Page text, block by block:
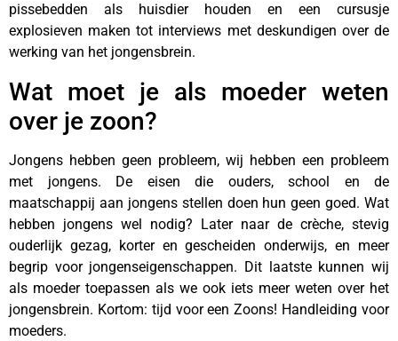
pissebedden als huisdier houden en een cursusje
explosieven maken tot interviews met deskundigen over de
werking van het jongensbrein.
Wat moet je als moeder weten
over je zoon?
Jongens hebben geen probleem, wij hebben een probleem
met jongens. De eisen die ouders, school en de
maatschappij aan jongens stellen doen hun geen goed. Wat
hebben jongens wel nodig? Later naar de crèche, stevig
ouderlijk gezag, korter en gescheiden onderwijs, en meer
begrip voor jongenseigenschappen. Dit laatste kunnen wij
als moeder toepassen als we ook iets meer weten over het
jongensbrein. Kortom: tijd voor een Zoons! Handleiding voor
moeders.